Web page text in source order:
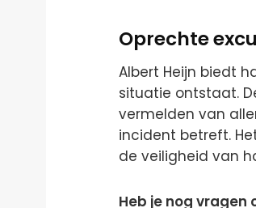
Oprechte
Albert Heijn biedt
situatie ontstaat.
vermelden van
incident betreft.
de veiligheid van
Heb je nog vragen